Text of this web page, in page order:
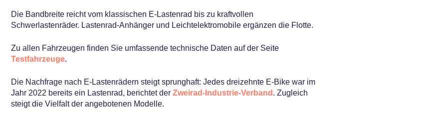
Die Bandbreite reicht vom klassischen E-Lastenrad bis zu kraftvollen
Schwerlastenräder. Lastenrad-Anhänger und Leichtelektromobile ergänzen die Flotte.
Zu allen Fahrzeugen finden Sie umfassende technische Daten auf der Seite
Testfahrzeuge.
Die Nachfrage nach E-Lastenrädern steigt sprunghaft: Jedes dreizehnte E-Bike war im
Jahr 2022 bereits ein Lastenrad, berichtet der Zweirad-Industrie-Verband . Zugleich
steigt die Vielfalt der angebotenen Modelle.